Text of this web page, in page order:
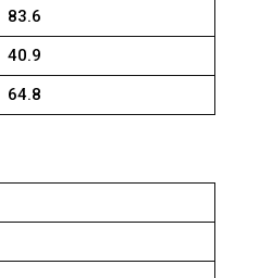
83.6
40.9
64.8